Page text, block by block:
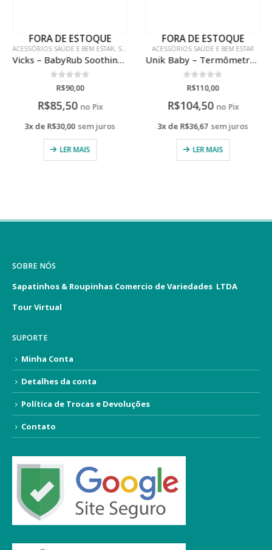
FORA DE ESTOQUE
ACESSÓRIOS SAÚDE E BEM ESTAR, SAÚDE E BEM ESTAR
Vicks – BabyRub Soothing Ointment
de 5
R$90,00
R$85,50 no Pix
3x de R$30,00 sem juros
LER MAIS
FORA DE ESTOQUE
ACESSÓRIOS SAÚDE E BEM ESTAR
Unik Baby – Termômetro infravermelho
0de 5
R$110,00
R$104,50 no Pix
3x de R$36,67 sem juros
LER MAIS
SOBRE NÓS
Sapatinhos & Roupinhas Comercio de Variedades LTDA
Tour Virtual
SUPORTE
Minha Conta
Detalhes da conta
Política de Trocas e Devoluções
Contato